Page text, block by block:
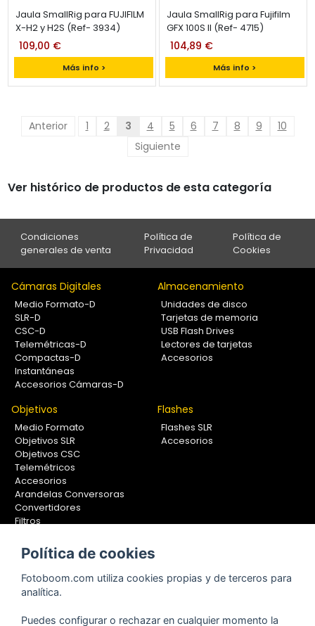
Jaula SmallRig para FUJIFILM
X-H2 y H2S (Ref- 3934)
Más info >
109,00 €
Jaula SmallRig para Fujifilm
GFX 100S II (Ref- 4715)
Más info >
104,89 €
Anterior 1 2 3 4 5 6 7 8 9
10
Siguiente
Ver histórico de productos de esta categoría
Condiciones
generales de venta
Política de
Privacidad
Política de
Cookies
Cámaras Digitales
Medio Formato-D
SLR-D
CSC-D
Telemétricas-D
Compactas-D
Instantáneas
Accesorios Cámaras-D
Almacenamiento
Unidades de disco
Tarjetas de memoria
USB Flash Drives
Lectores de tarjetas
Accesorios
Objetivos
Medio Formato
Objetivos SLR
Objetivos CSC
Telemétricos
Accesorios
Arandelas Conversoras
Convertidores
Filtros
Calibradores
Flashes
Flashes SLR
Accesorios
Soportes Fotografía
Monopiés
Trípodes
Política de cookies
Fotoboom.com utiliza cookies propias y de terceros para
analítica.
Puedes configurar o rechazar en cualquier momento la